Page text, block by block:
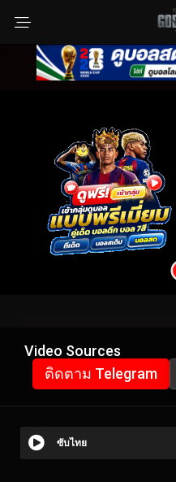
Video Sources
ติดตาม Telegram
ซับไทย